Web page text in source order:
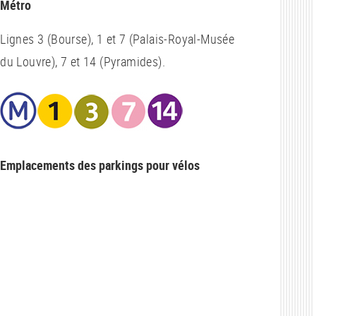
Métro
Lignes 3 (Bourse), 1 et 7 (Palais-Royal-Musée
du Louvre), 7 et 14 (Pyramides).
Emplacements des parkings pour vélos